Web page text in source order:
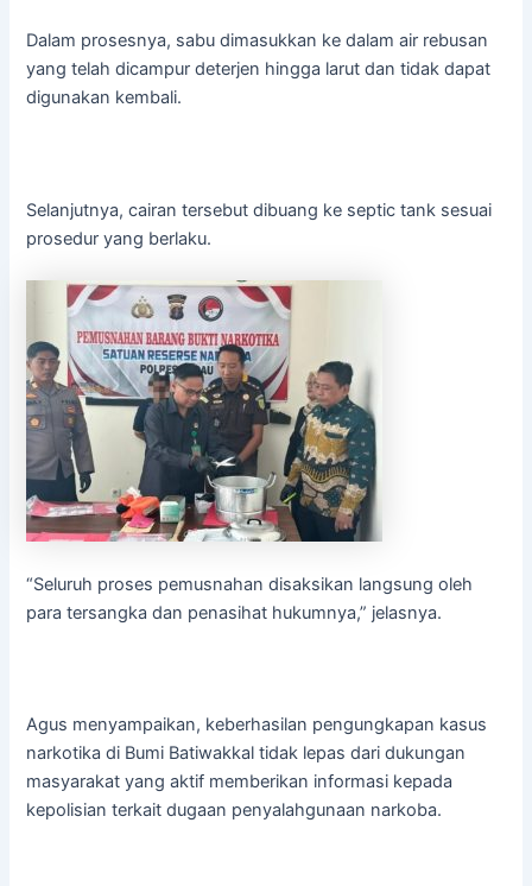
Dalam prosesnya, sabu dimasukkan ke dalam air rebusan
yang telah dicampur deterjen hingga larut dan tidak dapat
digunakan kembali.
Selanjutnya, cairan tersebut dibuang ke septic tank sesuai
prosedur yang berlaku.
“Seluruh proses pemusnahan disaksikan langsung oleh
para tersangka dan penasihat hukumnya,” jelasnya.
Agus menyampaikan, keberhasilan pengungkapan kasus
narkotika di Bumi Batiwakkal tidak lepas dari dukungan
masyarakat yang aktif memberikan informasi kepada
kepolisian terkait dugaan penyalahgunaan narkoba.